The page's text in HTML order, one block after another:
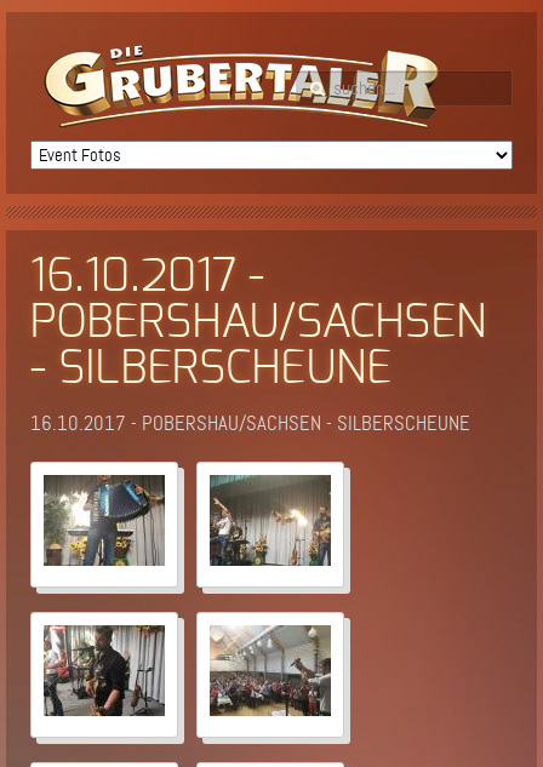
16.10.2017 -
POBERSHAU/SACHSEN
- SILBERSCHEUNE
16.10.2017 - POBERSHAU/SACHSEN - SILBERSCHEUNE